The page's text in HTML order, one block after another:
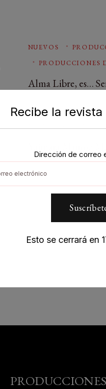
NUEVOS
PRODUCCIONES
Alma Libre, es…
PRODUCCIONES
Recibe la
Dirección de correo
Esto se cerrará en